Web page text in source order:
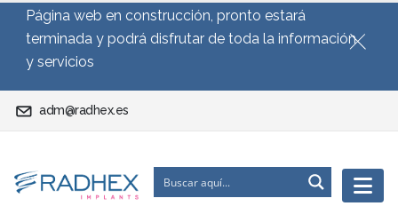
Página web en construcción, pronto estará
terminada y podrá disfrutar de toda la información
y servicios
adm@radhex.es